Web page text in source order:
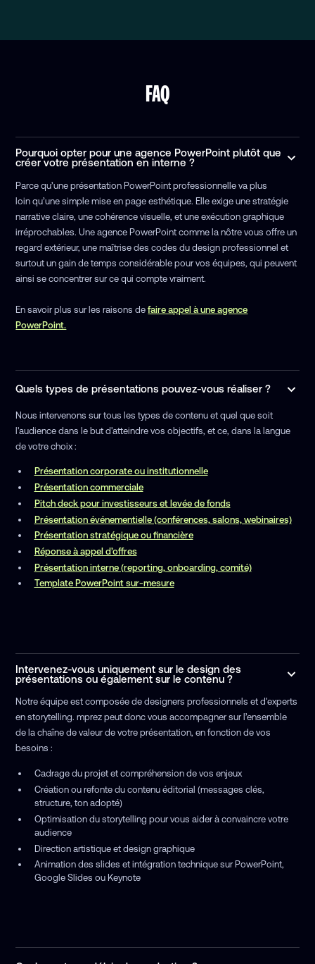
FAQ
Pourquoi opter pour une agence PowerPoint plutôt que
créer votre présentation en interne ?
Parce qu’une présentation PowerPoint professionnelle va plus
loin qu’une simple mise en page esthétique. Elle exige une stratégie
narrative claire, une cohérence visuelle, et une exécution graphique
irréprochables. Une agence PowerPoint comme la nôtre vous offre un
regard extérieur, une maîtrise des codes du design professionnel et
surtout un gain de temps considérable pour vos équipes, qui peuvent
ainsi se concentrer sur ce qui compte vraiment.
En savoir plus sur les raisons defaire appel à une agence
PowerPoint.
Quels types de présentations pouvez-vous réaliser ?
Nous intervenons sur tous les types de contenu et quel que soit
l'audience dans le but d'atteindre vos objectifs, et ce, dans la langue
de votre choix :
Présentation corporate ou institutionnelle
Présentation commerciale
Pitch deck pour investisseurs et levée de fonds
Présentation événementielle (conférences, salons, webinaires)
Présentation stratégique ou financière
Réponse à appel d’offres
Présentation interne (reporting, onboarding, comité)
Template PowerPoint sur-mesure
Intervenez-vous uniquement sur le design des
présentations ou également sur le contenu ?
Notre équipe est composée de designers professionnels et d'experts
en storytelling. mprez peut donc vous accompagner sur l’ensemble
de la chaîne de valeur de votre présentation, en fonction de vos
besoins :
Cadrage du projet et compréhension de vos enjeux
Création ou refonte du contenu éditorial (messages clés,
structure, ton adopté)
Optimisation du storytelling pour vous aider à convaincre votre
audience
Direction artistique et design graphique
Animation des slides et intégration technique sur PowerPoint,
Google Slides ou Keynote